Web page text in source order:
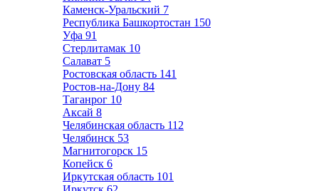
Каменск-Уральский 7
Республика Башкортостан 150
Уфа 91
Стерлитамак 10
Салават 5
Ростовская область 141
Ростов-на-Дону 84
Таганрог 10
Аксай 8
Челябинская область 112
Челябинск 53
Магнитогорск 15
Копейск 6
Иркутская область 101